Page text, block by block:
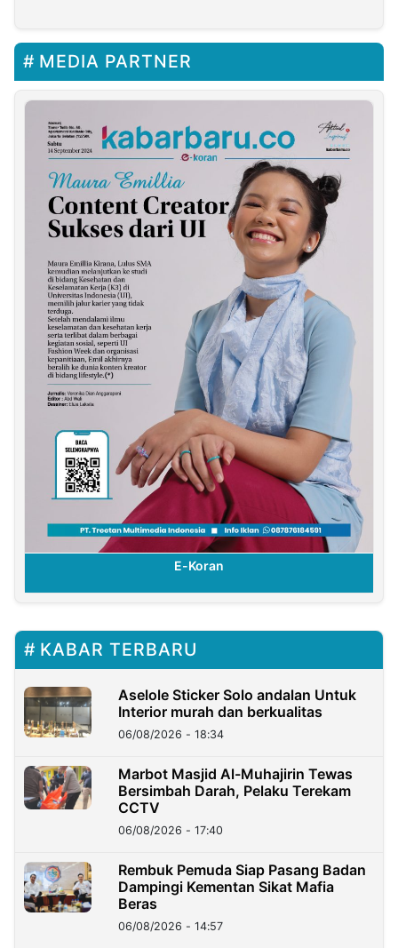
MEDIA PARTNER
E-Koran
KABAR TERBARU
Aselole Sticker Solo andalan Untuk
Interior murah dan berkualitas
06/08/2026 - 18:34
Marbot Masjid Al-Muhajirin Tewas
Bersimbah Darah, Pelaku Terekam
CCTV
06/08/2026 - 17:40
Rembuk Pemuda Siap Pasang Badan
Dampingi Kementan Sikat Mafia
Beras
06/08/2026 - 14:57